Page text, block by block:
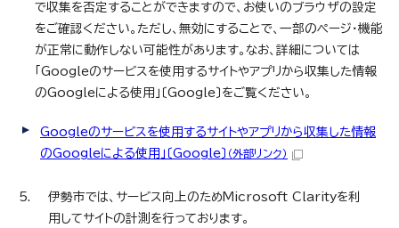
で収集を否定することができますので、お使いのブラウザの設定
をご確認ください。ただし、無効にすることで、一部のページ・機能
が正常に動作しない可能性があります。なお、詳細については
「Googleのサービスを使用するサイトやアプリから収集した情報
のGoogleによる使用」〔Google〕をご覧ください。
Googleのサービスを使用するサイトやアプリから収集した情報
のGoogleによる使用」〔Google〕 （外部リンク）
伊勢市では、サービス向上のためMicrosoft Clarityを利
用してサイトの計測を行っております。